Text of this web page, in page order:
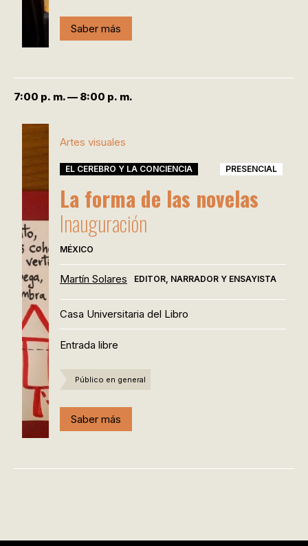
Saber más
7:00 p. m. — 8:00 p. m.
Artes visuales
EL CEREBRO Y LA CONCIENCIA PRESENCIAL
La forma de las novelas
Inauguración
MÉXICO
Martín Solares EDITOR, NARRADOR Y ENSAYISTA
Casa Universitaria del Libro
Entrada libre
Público en general
Saber más